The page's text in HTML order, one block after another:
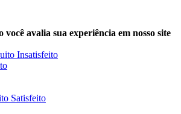
você avalia sua experiência em nosso site
Insatisfeito
Satisfeito